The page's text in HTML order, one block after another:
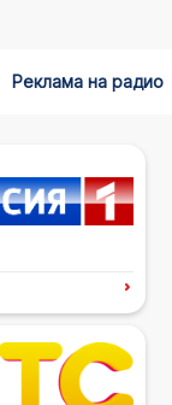
Реклама на радио